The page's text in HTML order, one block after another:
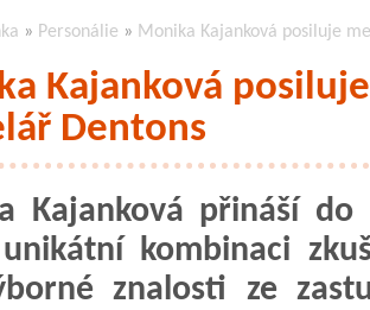
» Personálie » Monika Kajanková posiluje
Kajanková
Dentons
Kajanková přináší do
kombinaci
znalosti ze